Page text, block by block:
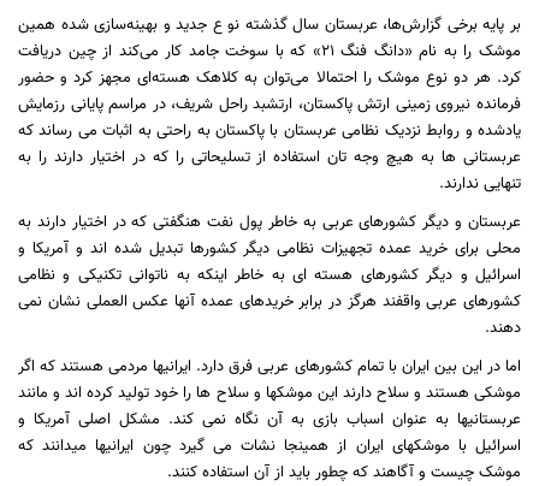
بر پایه برخی گزارش‌ها، عربستان سال گذشته نو ع جدید و بهینه‌سازی شده همین
موشک را به نام «دانگ فنگ ۲۱» که با سوخت جامد کار می‌کند از چین دریافت
کرد. هر دو نوع موشک را احتمالا می‌توان به کلاهک هسته‌ای مجهز کرد و حضور
فرمانده نیروی زمینی ارتش پاکستان، ارتشبد راحل شریف، در مراسم پایانی رزمایش
یادشده و روابط نزدیک نظامی عربستان با پاکستان به راحتی به اثبات می رساند که
عربستانی ها به هیچ وجه تان استفاده از تسلیحاتی را که در اختیار دارند را به
تنهایی ندارند.
عربستان و دیگر کشورهای عربی به خاطر پول نفت هنگفتی که در اختیار دارند به
محلی برای خرید عمده تجهیزات نظامی دیگر کشورها تبدیل شده اند و آمریکا و
اسرائیل و دیگر کشورهای هسته ای به خاطر اینکه به ناتوانی تکنیکی و نظامی
کشورهای عربی واقفند هرگز در برابر خریدهای عمده آنها عکس العملی نشان نمی
دهند.
اما در این بین ایران با تمام کشورهای عربی فرق دارد. ایرانیها مردمی هستند که اگر
موشکی هستند و سلاح دارند این موشکها و سلاح ها را خود تولید کرده اند و مانند
عربستانیها به عنوان اسباب بازی به آن نگاه نمی کند. مشکل اصلی آمریکا و
اسرائیل با موشکهای ایران از همینجا نشات می گیرد چون ایرانیها میدانند که
موشک چیست و آگاهند که چطور باید از آن استفاده کنند.